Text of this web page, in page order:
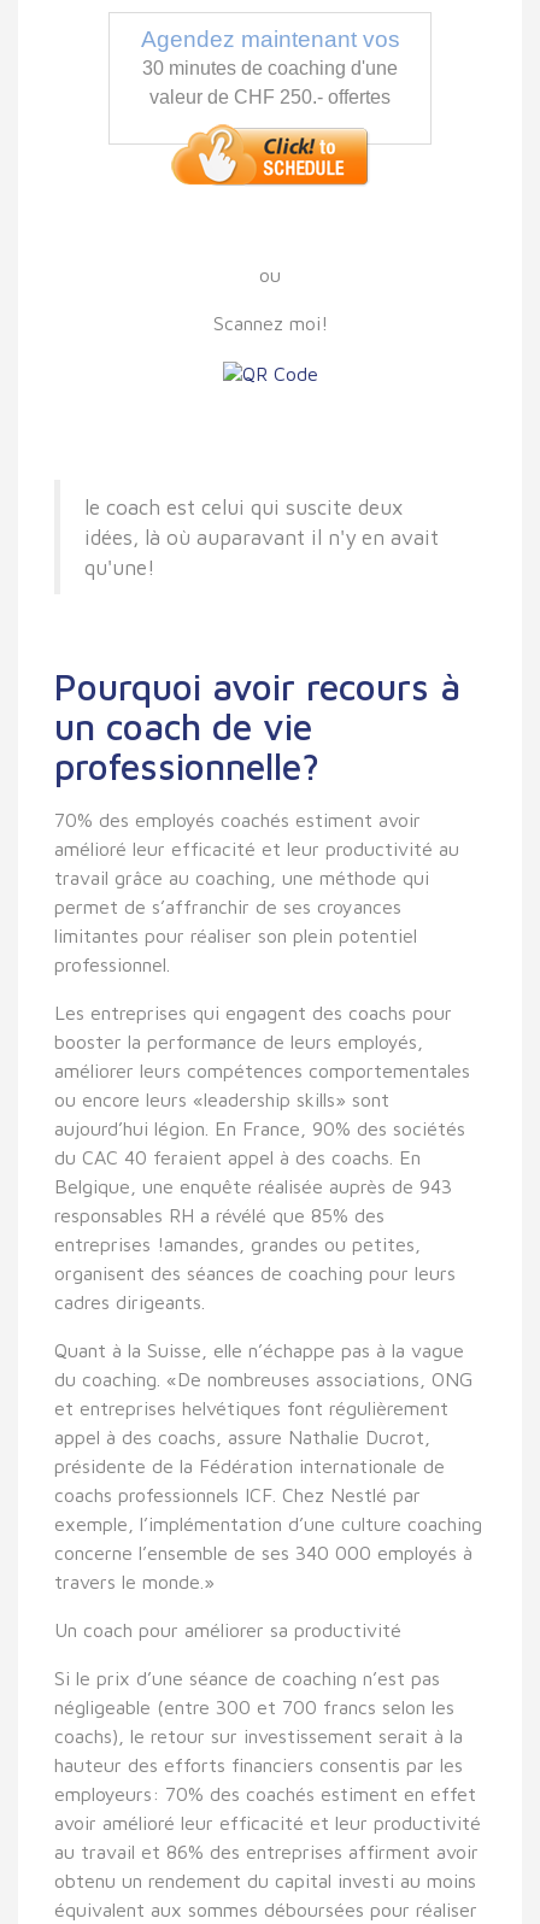
Agendez maintenant vos
30 minutes de coaching d'une
valeur de CHF 250.- offertes
ou
Scannez moi!
le coach est celui qui suscite deux
idées, là où auparavant il n'y en avait
qu'une!
Pourquoi avoir recours à
un coach de vie
professionnelle?
70% des employés coachés estiment avoir
amélioré leur efficacité et leur productivité au
travail grâce au coaching, une méthode qui
permet de s’affranchir de ses croyances
limitantes pour réaliser son plein potentiel
professionnel.
Les entreprises qui engagent des coachs pour
booster la performance de leurs employés,
améliorer leurs compétences comportementales
ou encore leurs «leadership skills» sont
aujourd’hui légion. En France, 90% des sociétés
du CAC 40 feraient appel à des coachs. En
Belgique, une enquête réalisée auprès de 943
responsables RH a révélé que 85% des
entreprises !amandes, grandes ou petites,
organisent des séances de coaching pour leurs
cadres dirigeants.
Quant à la Suisse, elle n’échappe pas à la vague
du coaching. «De nombreuses associations, ONG
et entreprises helvétiques font régulièrement
appel à des coachs, assure Nathalie Ducrot,
présidente de la Fédération internationale de
coachs professionnels ICF. Chez Nestlé par
exemple, l’implémentation d’une culture coaching
concerne l’ensemble de ses 340 000 employés à
travers le monde.»
Un coach pour améliorer sa productivité
Si le prix d’une séance de coaching n’est pas
négligeable (entre 300 et 700 francs selon les
coachs), le retour sur investissement serait à la
hauteur des efforts financiers consentis par les
employeurs: 70% des coachés estiment en effet
avoir amélioré leur efficacité et leur productivité
au travail et 86% des entreprises affirment avoir
obtenu un rendement du capital investi au moins
équivalent aux sommes déboursées pour réaliser